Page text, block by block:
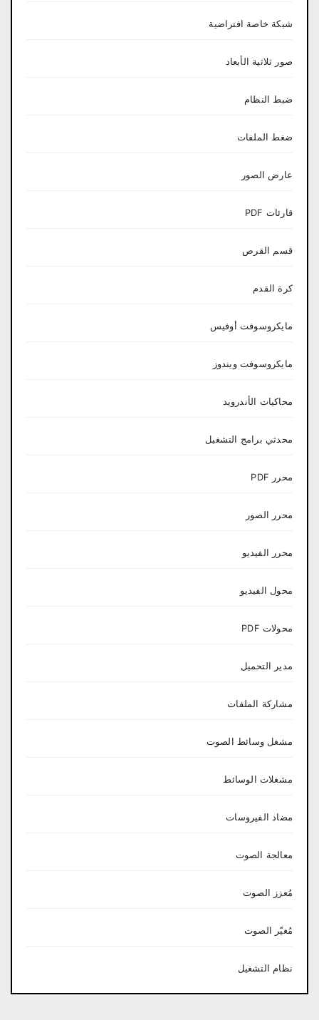
شبكة خاصة افتراضية
صور ثلاثية الأبعاد
ضبط النظام
ضغط الملفات
عارض الصور
قارئات PDF
قسم القرص
كرة القدم
مايكروسوفت أوفيس
مايكروسوفت ويندوز
محاكيات الأندرويد
محدثي برامج التشغيل
محرر PDF
محرر الصور
محرر الفيديو
محول الفيديو
محولات PDF
مدير التحميل
مشاركة الملفات
مشغل وسائط الصوت
مشغلات الوسائط
مضاد الفيروسات
معالجة الصوت
مُعزز الصوت
مُغيّر الصوت
نظام التشغيل